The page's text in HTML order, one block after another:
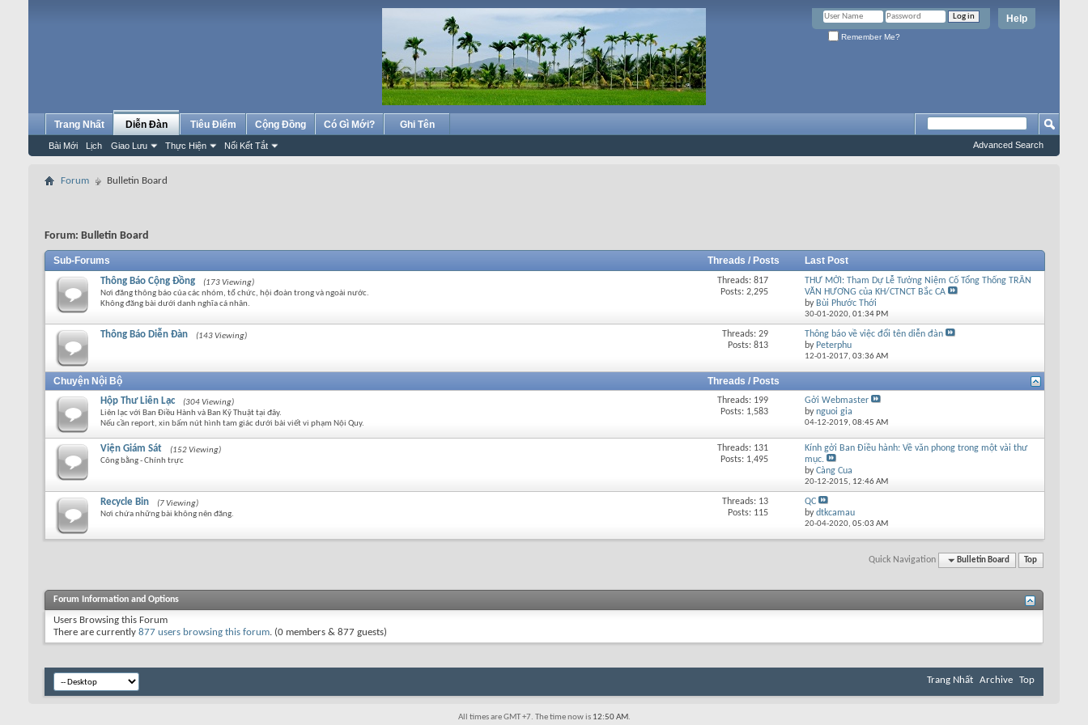
Help
Remember Me?
Trang Nhất Diễn Đàn
Bài Mới Lịch Giao Lưu Thực Hiện Nối Kết Tắt
Tiêu Điểm Cộng Đồng Có Gì Mới? Ghi Tên
Advanced Search
Forum Bulletin Board
Forum: Bulletin Board
Sub-Forums Threads / Posts Last Post
Thông Báo Cộng Đồng
(173 Viewing)
Nơi đăng thông báo của các nhóm, tổ chức, hội đoàn trong và ngoài nước.
Không đăng bài dưới danh nghĩa cá nhân.
Threads: 817
Posts: 2,295
THƯ MỜI: Tham Dự Lễ Tưởng Niệm Cố Tổng Thống TRẦN
VĂN HƯƠNG của KH/CTNCT Bắc CA
by Bùi Phước Thới
30-01-2020, 01:34 PM
Thông Báo Diễn Đàn (143 Viewing)
Threads: 29
Posts: 813
Thông báo về việc đổi tên diễn đàn
by Peterphu
12-01-2017, 03:36 AM
Chuyện Nội Bộ Threads / Posts
Hộp Thư Liên Lạc
(304 Viewing)
Liên lạc với Ban Điều Hành và Ban Kỹ Thuật tại đây.
Nếu cần report, xin bấm nút hình tam giác dưới bài viết vi phạm Nội Quy.
Threads: 199
Posts: 1,583
Gởi Webmaster
bynguoi gia
04-12-2019, 08:45 AM
Viện Giám Sát
(152 Viewing)
Công bằng - Chính trực
Threads: 131
Posts: 1,495
Kính gởi Ban Điều hành: Về văn phong trong một vài thư
mục.
byCàng Cua
20-12-2015, 12:46 AM
Recycle Bin
(7 Viewing)
Nơi chứa những bài không nên đăng.
Threads: 13
Posts: 115
QC
bydtkcamau
20-04-2020, 05:03 AM
Quick Navigation Bulletin Board Top
Forum Information and Options
Users Browsing this Forum
There are currently 877 users browsing this forum. (0 members & 877 guests)
Trang Nhất Archive Top
All times are GMT +7. The time now is 12:50 AM.